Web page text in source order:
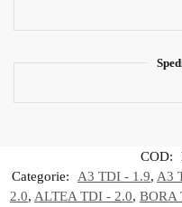
COD:
Categorie:
A3 TDI - 1.9, A3
2.0, ALTEA TDI - 2.0, BORA